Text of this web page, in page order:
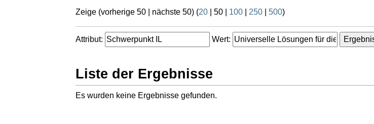
Zeige (vorherige 50 nächste 50) (20 50 100 250 500)
Attribut: Wert:
Liste der Ergebnisse
Es wurden keine Ergebnisse gefunden.